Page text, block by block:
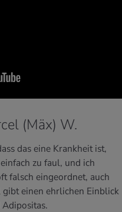
(Mäx) W.
das eine Krankheit ist,
zu faul, und ich
falsch eingeordnet, auch
einen ehrlichen Einblick